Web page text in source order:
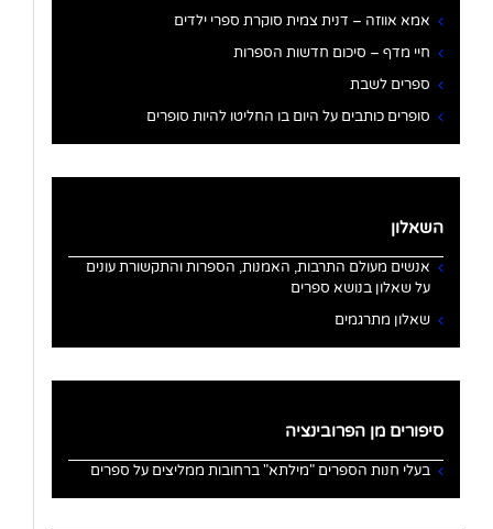
אמא אווזה – דנית צמית סוקרת ספרי ילדים
חיי מדף – סיכום חדשות הספרות
ספרים לשבת
סופרים כותבים על היום בו החליטו להיות סופרים
השאלון
אנשים מעולם התרבות, האמנות, הספרות והתקשורת עונים
על שאלון בנושא ספרים
שאלון מתרגמים
סיפורים מן הפרובינציה
בעלי חנות הספרים "מילתא" ברחובות ממליצים על ספרים